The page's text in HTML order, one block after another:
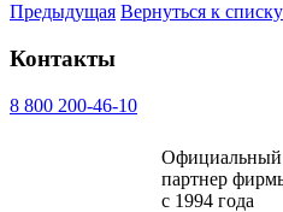
Предыдущая Вернуться к списку
Контакты
8 800 200-46-10
Официальный
партнер
с 1994 года